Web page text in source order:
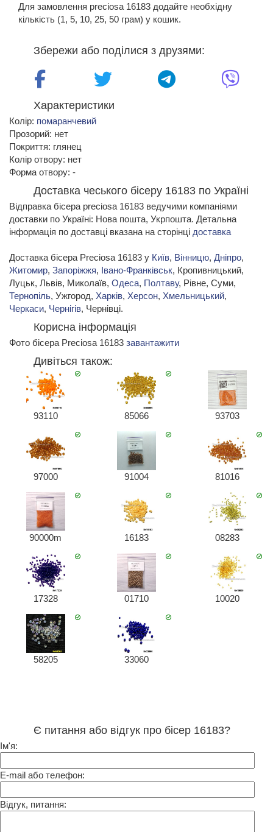
Для замовлення preciosa 16183 додайте необхідну
кількість (1, 5, 10, 25, 50 грам) у кошик.
Збережи або поділися з друзями:
Характеристики
Колір: помаранчевий
Прозорий: нет
Покриття: глянец
Колір отвору: нет
Форма отвору: -
Доставка чеського бісеру 16183 по Україні
Відправка бісера preciosa 16183 ведучими компаніями
доставки по Україні: Нова пошта, Укрпошта. Детальна
інформація по доставці вказана на сторінці доставка
Доставка бісера Preciosa 16183 у Київ, Вінницю, Дніпро,
Житомир, Запоріжжя, Івано-Франківськ, Кропивницький,
Луцьк, Львів, Миколаїв, Одеса, Полтаву, Рівне, Суми,
Тернопіль, Ужгород, Харків, Херсон, Хмельницький,
Черкаси, Чернігів, Чернівці.
Корисна інформація
Фото бісера Preciosa 16183 завантажити
Дивіться також:
93110 85066 93703
97000 91004 81016
90000m 16183 08283
17328 01710 10020
58205 33060
Є питання або відгук про бісер 16183?
Ім'я:
E-mail або телефон:
Відгук, питання: